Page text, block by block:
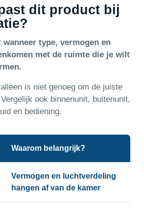
dit product bij
type, vermogen en
met de ruimte die je wilt
is niet genoeg om de juiste
ook binnenunit, buitenunit,
en bediening.
Waarom belangrijk?
Vermogen en luchtverdeling
hangen af van de kamer